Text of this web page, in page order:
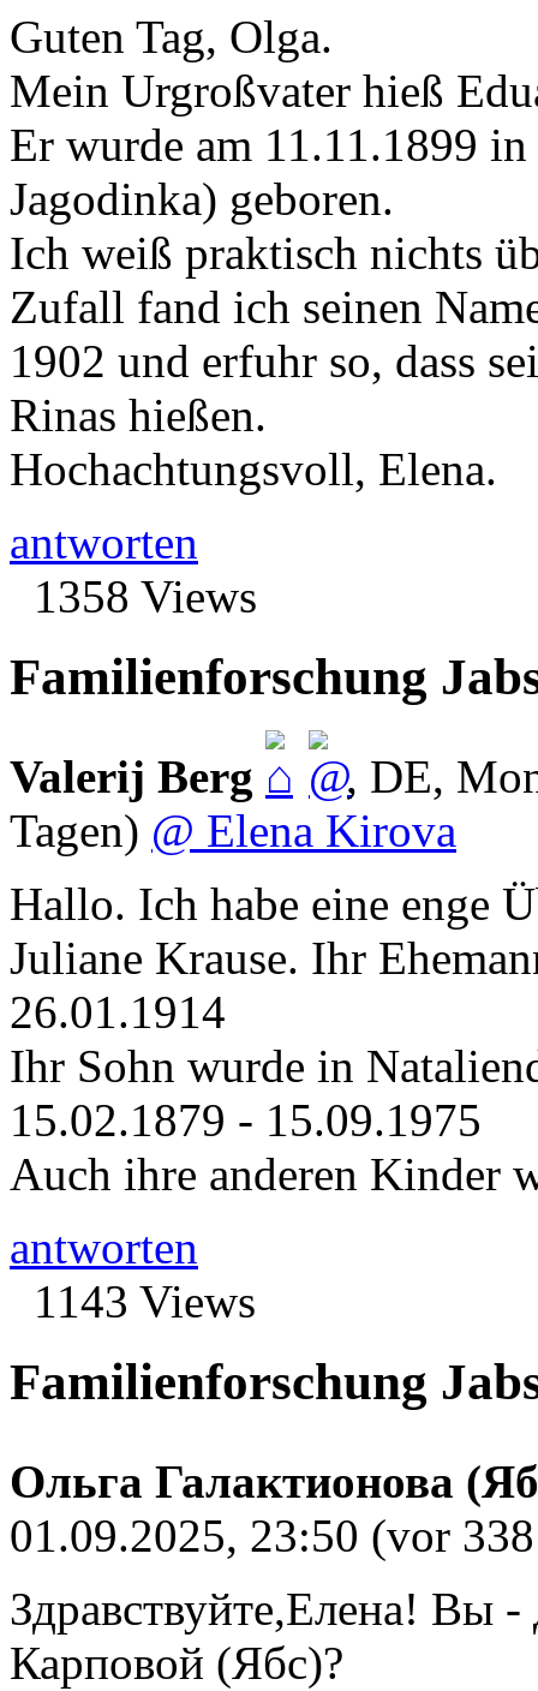
Guten Tag, Olga.
Mein Urgroßvater hieß
Er wurde am 11.11.1899
Jagodinka) geboren.
Ich weiß praktisch nichts
Zufall fand ich seinen
1902 und erfuhr so, dass
Rinas hießen.
Hochachtungsvoll, Elena.
antworten
1358 Views
Familienforschung
Valerij Berg , DE,
Tagen) @ Elena Kirova
Hallo. Ich habe eine enge
Juliane Krause. Ihr
26.01.1914
Ihr Sohn wurde in
15.02.1879 - 15.09.1975
Auch ihre anderen Kinder
antworten
1143 Views
Familienforschung
Ольга Галактионова
01.09.2025, 23:50 (vor
Здравствуйте,Елена! Вы
Карповой (Ябс)?